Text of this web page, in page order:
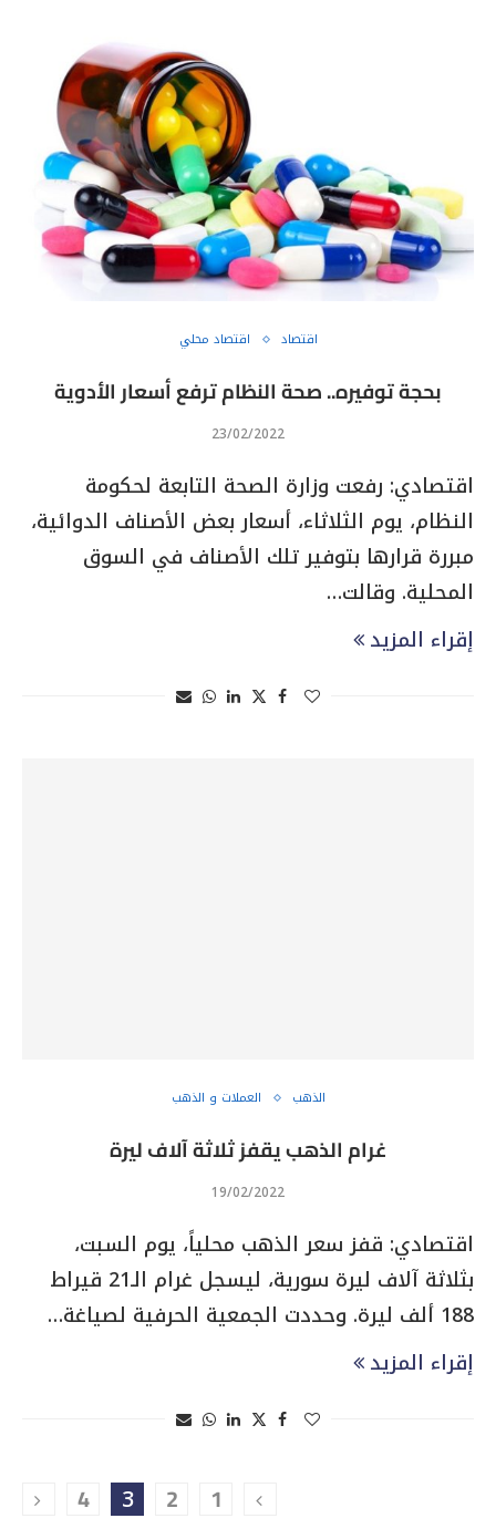
اقتصاد اقتصاد محلي
بحجة توفيره.. صحة النظام ترفع أسعار الأدوية
23/02/2022
اقتصادي: رفعت وزارة الصحة التابعة لحكومة
النظام، يوم الثلاثاء، أسعار بعض الأصناف الدوائية،
مبررة قرارها بتوفير تلك الأصناف في السوق
المحلية. وقالت…
إقراء المزيد
الذهب العملات و الذهب
غرام الذهب يقفز ثلاثة آلاف ليرة
19/02/2022
اقتصادي: قفز سعر الذهب محلياً، يوم السبت،
بثلاثة آلاف ليرة سورية، ليسجل غرام الـ21 قيراط
188 ألف ليرة. وحددت الجمعية الحرفية لصياغة…
إقراء المزيد
1
2
3
4